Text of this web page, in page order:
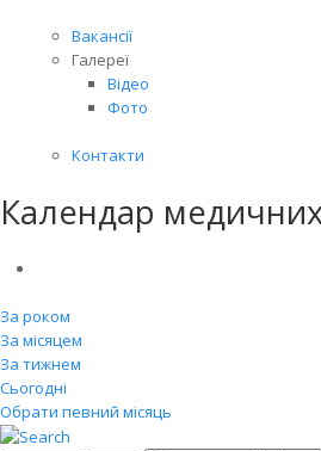
Вакансії
Галереї
Відео
Фото
Контакти
Календар
За роком
За місяцем
За тижнем
Сьогодні
Обрати певний місяць